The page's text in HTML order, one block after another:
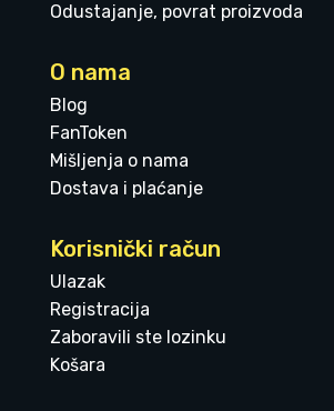
Odustajanje, povrat proizvoda
O nama
Blog
FanToken
Mišljenja o nama
Dostava i plaćanje
Korisnički račun
Ulazak
Registracija
Zaboravili ste lozinku
Košara